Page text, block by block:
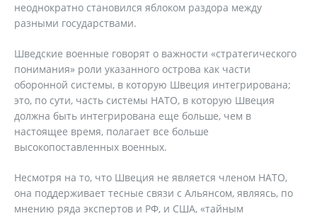
неоднократно становился яблоком раздора между
разными государствами.
Шведские военные говорят о важности «стратегического
понимания» роли указанного острова как части
оборонной системы, в которую Швеция интегрирована;
это, по сути, часть системы НАТО, в которую Швеция
должна быть интегрирована еще больше, чем в
настоящее время, полагает все больше
высокопоставленных военных.
Несмотря на то, что Швеция не является членом НАТО,
она поддерживает тесные связи с Альянсом, являясь, по
мнению ряда экспертов и РФ, и США, «тайным